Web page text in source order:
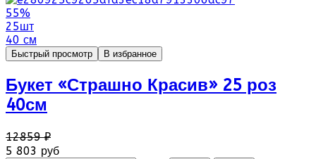
55%
25шт
40 см
Быстрый просмотр В избранное
Букет «Страшно Красив» 25 роз
40см
12859 ₽
5 803 руб